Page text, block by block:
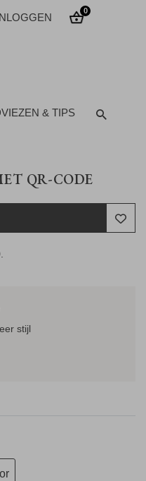
INLOGGEN
0
& TIPS
QR-CODE
.
stijl